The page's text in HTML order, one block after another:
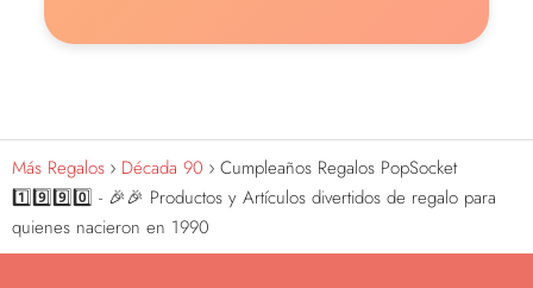
Más Regalos Década 90
Cumpleaños Regalos PopSocket
1️⃣9️⃣9️⃣0️⃣ - 🎉🎉 Productos y Artículos divertidos de regalo para
quienes nacieron en 1990